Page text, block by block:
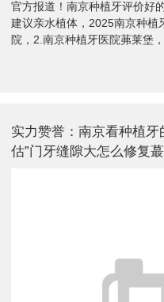
官方报道！南京种植牙评价好
建议亲水植体，2025南京种植
院，2.南京种植牙医院茀莱堡，
实力赞誉：南京看种植
估”门牙缝隙大怎么修复